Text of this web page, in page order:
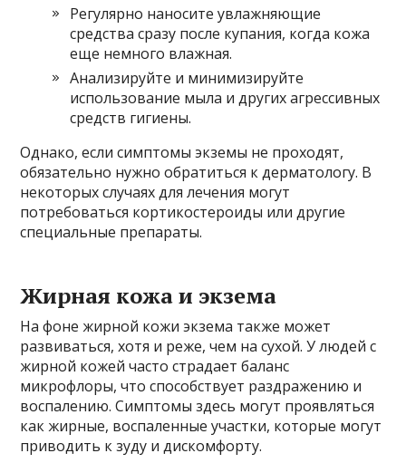
Регулярно наносите увлажняющие
средства сразу после купания, когда кожа
еще немного влажная.
Анализируйте и минимизируйте
использование мыла и других агрессивных
средств гигиены.
Однако, если симптомы экземы не проходят,
обязательно нужно обратиться к дерматологу. В
некоторых случаях для лечения могут
потребоваться кортикостероиды или другие
специальные препараты.
Жирная кожа и экзема
На фоне жирной кожи экзема также может
развиваться, хотя и реже, чем на сухой. У людей с
жирной кожей часто страдает баланс
микрофлоры, что способствует раздражению и
воспалению. Симптомы здесь могут проявляться
как жирные, воспаленные участки, которые могут
приводить к зуду и дискомфорту.